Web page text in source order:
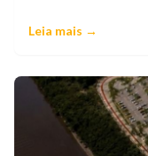
Leia mais →